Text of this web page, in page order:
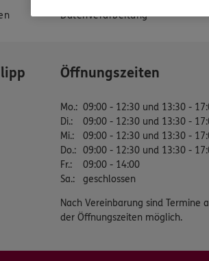
Datenverarbeitung
Öffnungszeiten
Mo.: 09:00 - 12:30 und 13:30 -
Di.:
09:00 - 12:30 und 13:30 -
Mi.:
09:00 - 12:30 und 13:30 -
Do.: 09:00 - 12:30 und 13:30 -
Fr.:
09:00 - 14:00
Sa.: geschlossen
Nach Vereinbarung sind Termine
der Öffnungszeiten möglich.